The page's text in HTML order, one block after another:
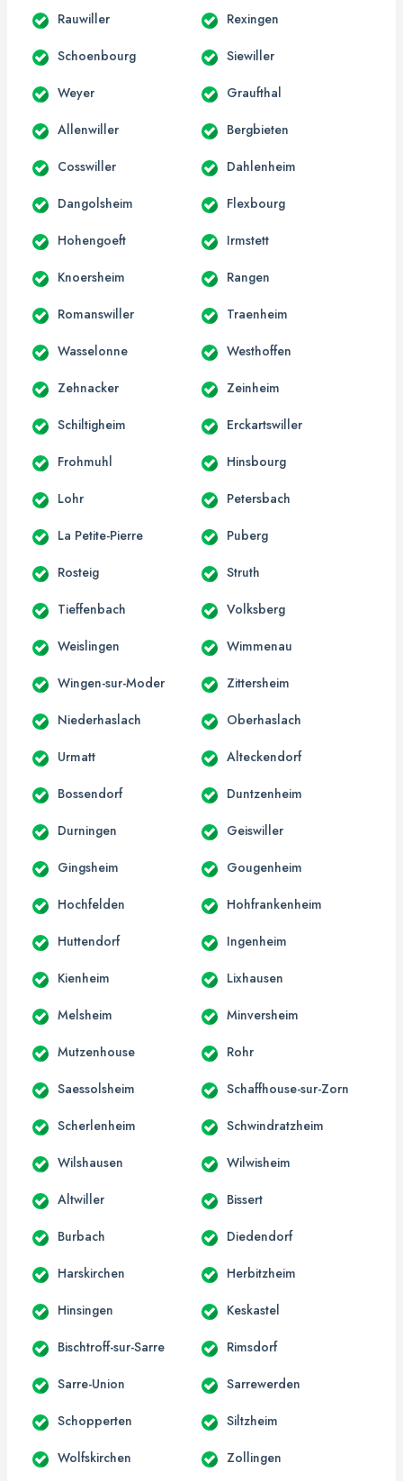
Rauwiller Rexingen
Schoenbourg Siewiller
Weyer Graufthal
Allenwiller Bergbieten
Cosswiller Dahlenheim
Dangolsheim Flexbourg
Hohengoeft Irmstett
Knoersheim Rangen
Romanswiller Traenheim
Wasselonne Westhoffen
Zehnacker Zeinheim
Schiltigheim Erckartswiller
Frohmuhl Hinsbourg
Lohr Petersbach
La Petite-Pierre Puberg
Rosteig Struth
Tieffenbach Volksberg
Weislingen Wimmenau
Wingen-sur-Moder Zittersheim
Niederhaslach Oberhaslach
Urmatt Alteckendorf
Bossendorf Duntzenheim
Durningen Geiswiller
Gingsheim Gougenheim
Hochfelden Hohfrankenheim
Huttendorf Ingenheim
Kienheim Lixhausen
Melsheim Minversheim
Mutzenhouse Rohr
Saessolsheim Schaffhouse-sur-Zorn
Scherlenheim Schwindratzheim
Wilshausen Wilwisheim
Altwiller Bissert
Burbach Diedendorf
Harskirchen Herbitzheim
Hinsingen Keskastel
Bischtroff-sur-Sarre Rimsdorf
Sarre-Union Sarrewerden
Schopperten Siltzheim
Wolfskirchen Zollingen